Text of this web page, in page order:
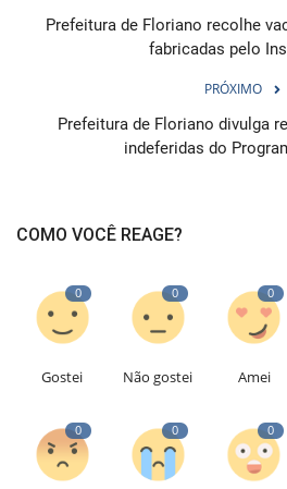
Prefeitura de Floriano recolhe
fabricadas pelo
PRÓXIMO
Prefeitura de Floriano divulga
indeferidas do
COMO VOCÊ REAGE?
0
Gostei
0
Não gostei
0
Amei
0 0 0